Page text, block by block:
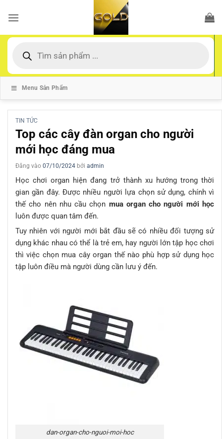
qua
dung
kiếm
Menu Sản Phẩm
TIN TỨC
Top các cây đàn organ cho người
mới học đáng mua
Đăng vào 07/10/2024 bởi admin
Học chơi organ hiện đang trở thành xu hướng trong thời
gian gần đây. Được nhiều người lựa chọn sử dụng, chính vì
thế cho nên nhu cầu chọn mua organ cho người mới học
luôn được quan tâm đến.
Tuy nhiên với người mới bắt đầu sẽ có nhiều đối tượng sử
dụng khác nhau có thể là trẻ em, hay người lớn tập học chơi
thì việc chọn mua cây organ thế nào phù hợp sử dụng học
tập luôn điều mà người dùng cần lưu ý đến.
dan-organ-cho-nguoi-moi-hoc